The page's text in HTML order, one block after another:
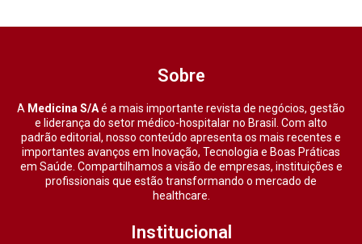
Sobre
A Medicina S/Aé a mais importante revista de negócios, gestão
e liderança do setor médico-hospitalar no Brasil. Com alto
padrão editorial, nosso conteúdo apresenta os mais recentes e
importantes avanços em Inovação, Tecnologia e Boas Práticas
em Saúde. Compartilhamos a visão de empresas, instituições e
profissionais que estão transformando o mercado de
healthcare.
Institucional